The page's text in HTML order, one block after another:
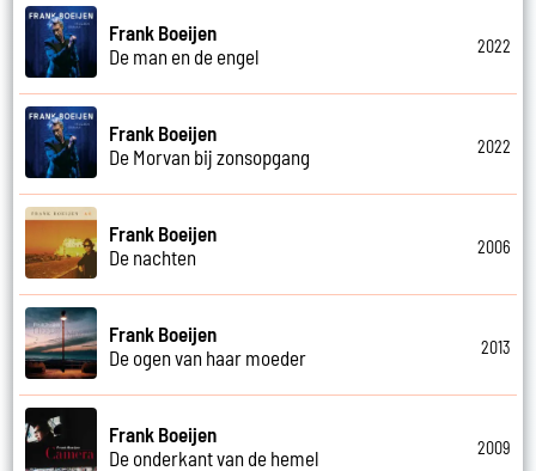
Frank Boeijen
De man en de engel
2022
Frank Boeijen
De Morvan bij zonsopgang
2022
Frank Boeijen
De nachten
2006
Frank Boeijen
De ogen van haar moeder
2013
Frank Boeijen
De onderkant van de hemel
2009